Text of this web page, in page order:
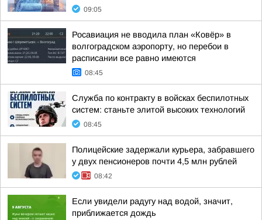
09:05
Росавиация не вводила план «Ковёр» в
волгоградском аэропорту, но перебои в
расписании все равно имеются
08:45
Служба по контракту в войсках беспилотных
систем: станьте элитой высоких технологий
08:45
Полицейские задержали курьера, забравшего
у двух пенсионеров почти 4,5 млн рублей
08:42
Если увидели радугу над водой, значит,
приближается дождь